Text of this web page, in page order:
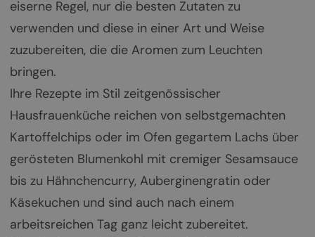
eiserne Regel, nur die besten Zutaten zu
verwenden und diese in einer Art und Weise
zuzubereiten, die die Aromen zum Leuchten
bringen.
Ihre Rezepte im Stil zeitgenössischer
Hausfrauenküche reichen von selbstgemachten
Kartoffelchips oder im Ofen gegartem Lachs über
gerösteten Blumenkohl mit cremiger Sesamsauce
bis zu Hähnchencurry, Auberginengratin oder
Käsekuchen und sind auch nach einem
arbeitsreichen Tag ganz leicht zubereitet.